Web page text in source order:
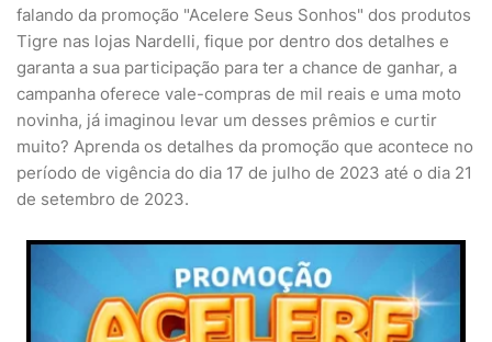
falando da promoção "Acelere Seus Sonhos" dos produtos
Tigre nas lojas Nardelli, fique por dentro dos detalhes e
garanta a sua participação para ter a chance de ganhar, a
campanha oferece vale-compras de mil reais e uma moto
novinha, já imaginou levar um desses prêmios e curtir
muito? Aprenda os detalhes da promoção que acontece no
período de vigência do dia 17 de julho de 2023 até o dia 21
de setembro de 2023.